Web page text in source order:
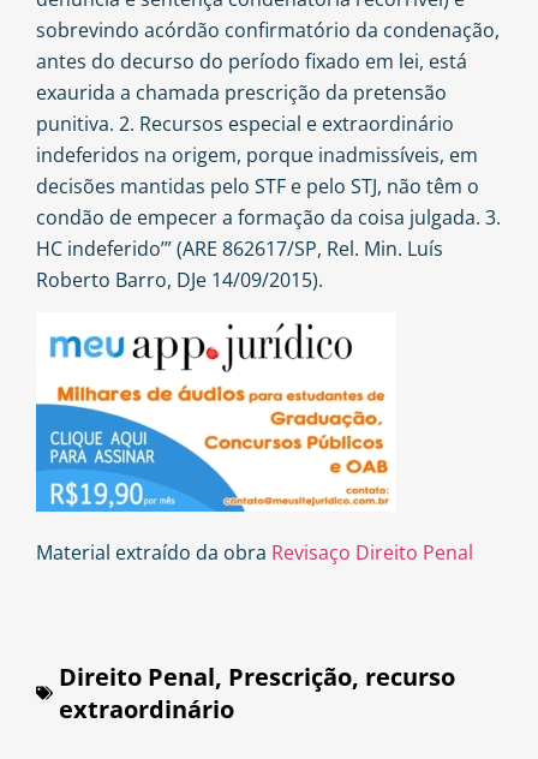
sobrevindo acórdão confirmatório da condenação,
antes do decurso do período fixado em lei, está
exaurida a chamada prescrição da pretensão
punitiva. 2. Recursos especial e extraordinário
indeferidos na origem, porque inadmissíveis, em
decisões mantidas pelo STF e pelo STJ, não têm o
condão de empecer a formação da coisa julgada. 3.
HC indeferido’” (ARE 862617/SP, Rel. Min. Luís
Roberto Barro, DJe 14/09/2015).
Material extraído da obra Revisaço Direito Penal
Direito Penal, Prescrição, recurso
extraordinário